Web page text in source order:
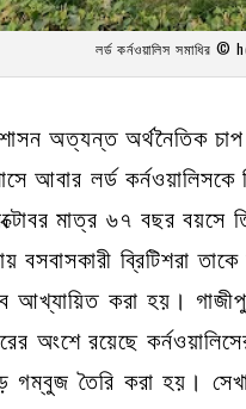
লর্ড কর্নওয়ালিস সমাধির
অত্যন্ত অর্থনৈতিক
আবার লর্ড
মাত্র ৬৭ বছর বয়সে
ব্রিটিশরা
আখ্যায়িত করা হয়।
অংশে রয়েছে
তৈরি করা হয়।